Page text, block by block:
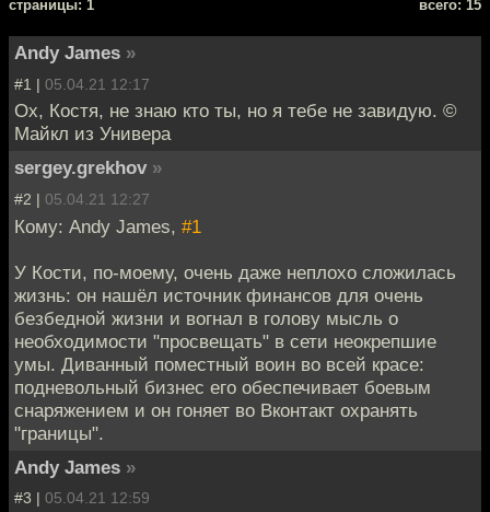
cтраницы: 1 всего: 15
Andy James »
#1 | 05.04.21 12:17
Ох, Костя, не знаю кто ты, но я тебе не завидую. ©
Майкл из Универа
sergey.grekhov »
#2 | 05.04.21 12:27
Кому: Andy James, #1
У Кости, по-моему, очень даже неплохо сложилась
жизнь: он нашёл источник финансов для очень
безбедной жизни и вогнал в голову мысль о
необходимости "просвещать" в сети неокрепшие
умы. Диванный поместный воин во всей красе:
подневольный бизнес его обеспечивает боевым
снаряжением и он гоняет во Вконтакт охранять
"границы".
Andy James »
#3 | 05.04.21 12:59